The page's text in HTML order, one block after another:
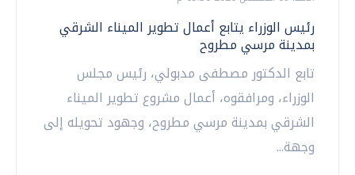
رئيس الوزراء يتابع أعمال تطوير الميناء الشرقي
بمدينة مرسي مطروح
تابع الدكتور مصطفى مدبولي، رئيس مجلس
الوزراء، ومرافقوه، أعمال مشروع تطوير الميناء
الشرقي بمدينة مرسي مطروح، وجهود تحويله إلى
وجهة...